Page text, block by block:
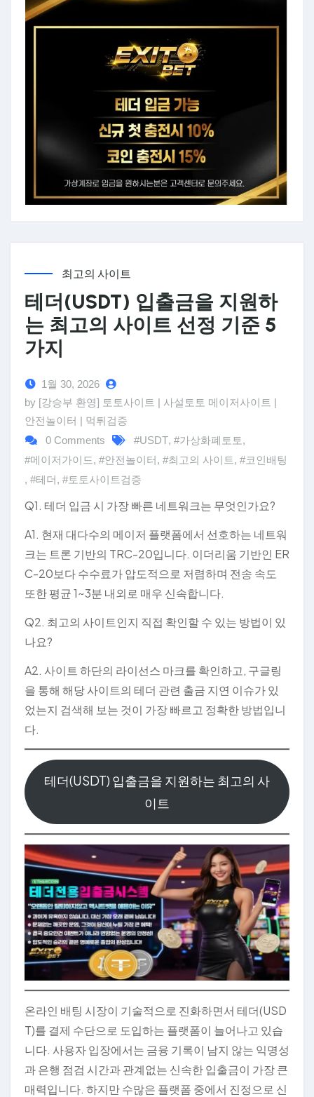
최고의 사이트
테더(USDT) 입출금을 지원하
는 최고의 사이트 선정 기준 5
가지
1월 30, 2026
by [강승부 환영] 토토사이트 | 사설토토 메이저사이트 |
안전놀이터 | 먹튀검증
0 Comments
#USDT, #가상화폐토토,
#메이저가이드, #안전놀이터, #최고의 사이트, #코인배팅
, #테더, #토토사이트검증
Q1. 테더 입금 시 가장 빠른 네트워크는 무엇인가요?
A1. 현재 대다수의 메이저 플랫폼에서 선호하는 네트워
크는 트론 기반의 TRC-20입니다. 이더리움 기반인 ER
C-20보다 수수료가 압도적으로 저렴하며 전송 속도
또한 평균 1~3분 내외로 매우 신속합니다.
Q2. 최고의 사이트인지 직접 확인할 수 있는 방법이 있
나요?
A2. 사이트 하단의 라이선스 마크를 확인하고, 구글링
을 통해 해당 사이트의 테더 관련 출금 지연 이슈가 있
었는지 검색해 보는 것이 가장 빠르고 정확한 방법입니
다.
테더(USDT) 입출금을 지원하는 최고의 사
이트
온라인 배팅 시장이 기술적으로 진화하면서 테더(USD
T)를 결제 수단으로 도입하는 플랫폼이 늘어나고 있습
니다. 사용자 입장에서는 금융 기록이 남지 않는 익명성
과 은행 점검 시간과 관계없는 신속한 입출금이 가장 큰
매력입니다. 하지만 수많은 플랫폼 중에서 진정으로 신